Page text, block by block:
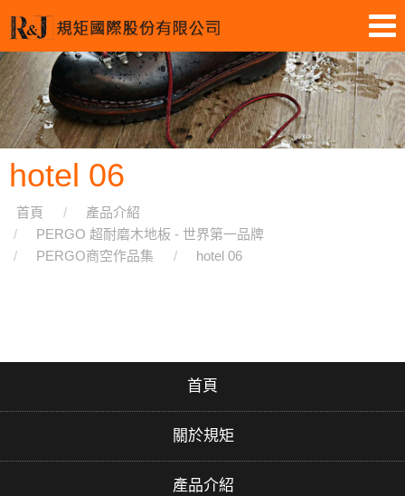
hotel 06
首頁
產品介紹
PERGO 超耐磨木地板 - 世界第一品牌
PERGO商空作品集
hotel 06
首頁
關於規矩
產品介紹